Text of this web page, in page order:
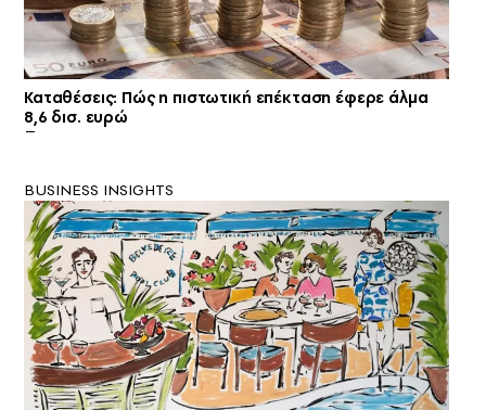
Καταθέσεις: Πώς η πιστωτική επέκταση έφερε άλμα
8,6 δισ. ευρώ
BUSINESS INSIGHTS